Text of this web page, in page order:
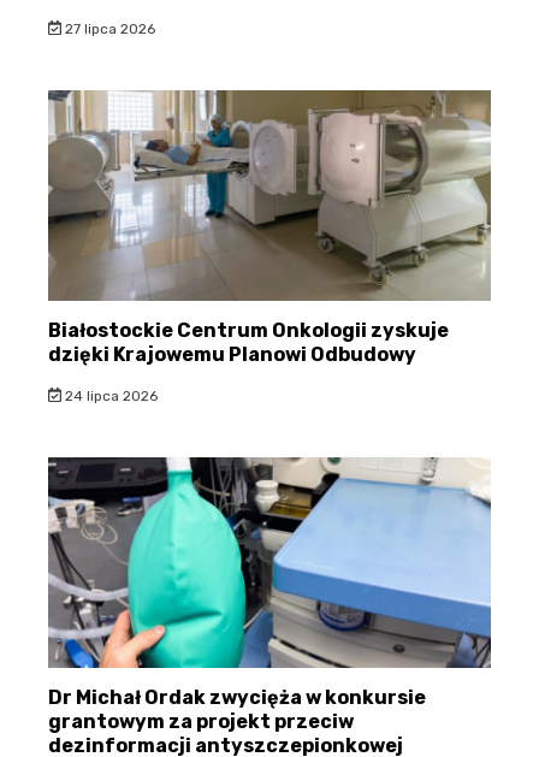
27 lipca 2026
Białostockie Centrum Onkologii zyskuje
dzięki Krajowemu Planowi Odbudowy
24 lipca 2026
Dr Michał Ordak zwycięża w konkursie
grantowym za projekt przeciw
dezinformacji antyszczepionkowej